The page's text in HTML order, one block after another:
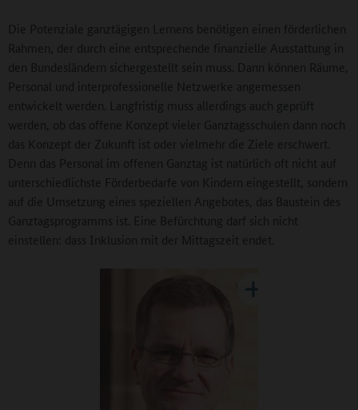
Die Potenziale ganztägigen Lernens benötigen einen förderlichen
Rahmen, der durch eine entsprechende finanzielle Ausstattung in
den Bundesländern sichergestellt sein muss. Dann können Räume,
Personal und interprofessionelle Netzwerke angemessen
entwickelt werden. Langfristig muss allerdings auch geprüft
werden, ob das offene Konzept vieler Ganztagsschulen dann noch
das Konzept der Zukunft ist oder vielmehr die Ziele erschwert.
Denn das Personal im offenen Ganztag ist natürlich oft nicht auf
unterschiedlichste Förderbedarfe von Kindern eingestellt, sondern
auf die Umsetzung eines speziellen Angebotes, das Baustein des
Ganztagsprogramms ist. Eine Befürchtung darf sich nicht
einstellen: dass Inklusion mit der Mittagszeit endet.